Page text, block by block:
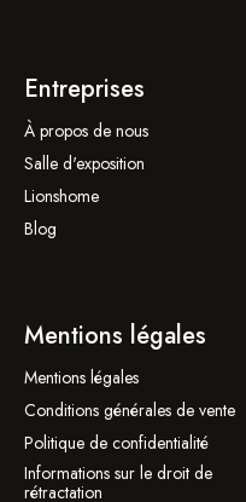
Entreprises
À propos de nous
Salle d'exposition
Lionshome
Blog
Mentions légales
Mentions légales
Conditions générales de vente
Politique de confidentialité
Informations sur le droit de
rétractation